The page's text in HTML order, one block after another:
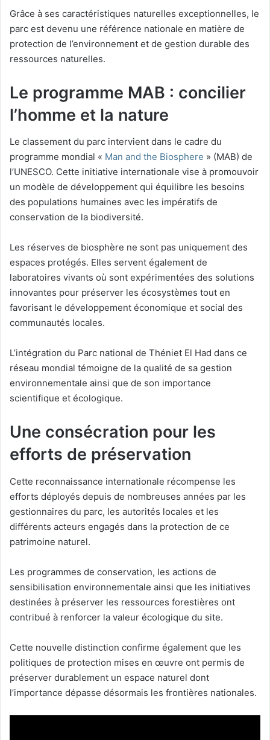
Grâce à ses caractéristiques naturelles exceptionnelles, le
parc est devenu une référence nationale en matière de
protection de l’environnement et de gestion durable des
ressources naturelles.
Le programme MAB : concilier
l’homme et la nature
Le classement du parc intervient dans le cadre du
programme mondial « Man and the Biosphere » (MAB) de
l’UNESCO. Cette initiative internationale vise à promouvoir
un modèle de développement qui équilibre les besoins
des populations humaines avec les impératifs de
conservation de la biodiversité.
Les réserves de biosphère ne sont pas uniquement des
espaces protégés. Elles servent également de
laboratoires vivants où sont expérimentées des solutions
innovantes pour préserver les écosystèmes tout en
favorisant le développement économique et social des
communautés locales.
L’intégration du Parc national de Théniet El Had dans ce
réseau mondial témoigne de la qualité de sa gestion
environnementale ainsi que de son importance
scientifique et écologique.
Une consécration pour les
efforts de préservation
Cette reconnaissance internationale récompense les
efforts déployés depuis de nombreuses années par les
gestionnaires du parc, les autorités locales et les
différents acteurs engagés dans la protection de ce
patrimoine naturel.
Les programmes de conservation, les actions de
sensibilisation environnementale ainsi que les initiatives
destinées à préserver les ressources forestières ont
contribué à renforcer la valeur écologique du site.
Cette nouvelle distinction confirme également que les
politiques de protection mises en œuvre ont permis de
préserver durablement un espace naturel dont
l’importance dépasse désormais les frontières nationales.